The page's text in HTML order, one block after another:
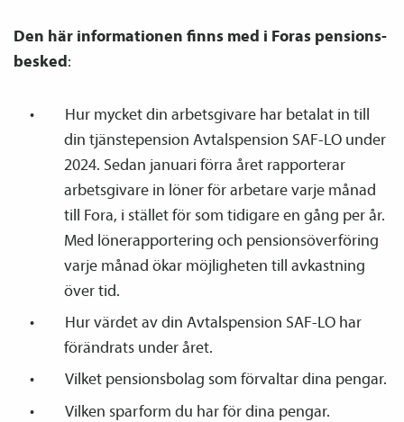
Den här informationen finns med i Foras pensions­
besked:
Hur mycket din arbetsgivare har betalat in till
din tjänste­pension Avtals­pension SAF-LO under
2024. Sedan januari förra året rapporterar
arbetsgivare in löner för arbetare varje månad
till Fora, i stället för som tidigare en gång per år.
Med löne­­rapportering och pensions­överföring
varje månad ökar möjligheten till avkastning
över tid.
Hur värdet av din Avtals­pension SAF-LO har
förändrats under året.
Vilket pensions­bolag som förvaltar dina pengar.
Vilken sparform du har för dina pengar.